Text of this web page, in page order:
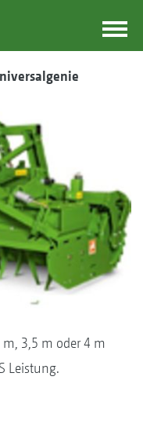
m, 3,5 m oder 4 m
Leistung.